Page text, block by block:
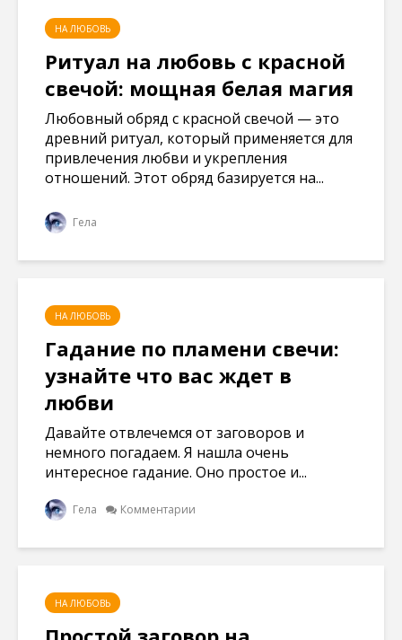
НА ЛЮБОВЬ
Ритуал на любовь с красной
свечой: мощная белая магия
Любовный обряд с красной свечой — это
древний ритуал, который применяется для
привлечения любви и укрепления
отношений. Этот обряд базируется на...
Гела
НА ЛЮБОВЬ
Гадание по пламени свечи:
узнайте что вас ждет в
любви
Давайте отвлечемся от заговоров и
немного погадаем. Я нашла очень
интересное гадание. Оно простое и...
Гела Комментарии
НА ЛЮБОВЬ